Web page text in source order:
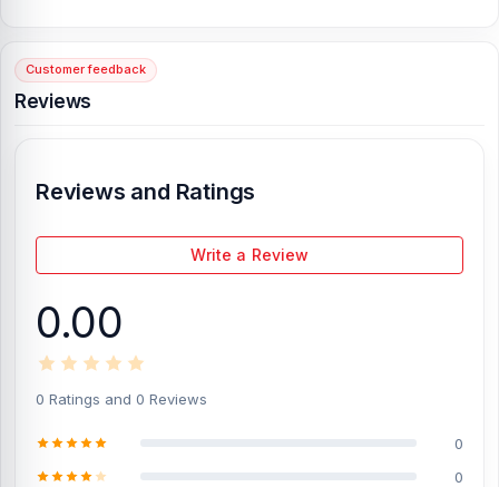
[/vc_column][/vc_row]
Customer feedback
Reviews
Reviews and Ratings
Write a Review
0.00
0 Ratings and 0 Reviews
0
0